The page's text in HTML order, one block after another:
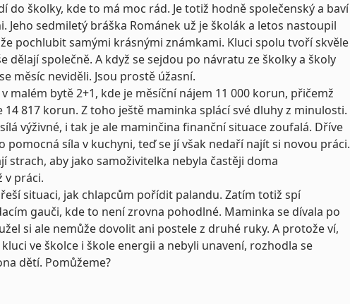
do školky, kde to má moc rád. Je totiž hodně společenský a baví
Jeho sedmiletý bráška Románek už je školák a letos nastoupil
pochlubit samými krásnými známkami. Kluci spolu tvoří skvěle
dělají společně. A když se sejdou po návratu ze školky a školy
měsíc neviděli. Jsou prostě úžasní.
malém bytě 2+1, kde je měsíční nájem 11 000 korun, přičemž
817 korun. Z toho ještě maminka splácí své dluhy z minulosti.
výživné, i tak je ale maminčina finanční situace zoufalá. Dříve
pomocná síla v kuchyni, teď se jí však nedaří najít si novou práci.
strach, aby jako samoživitelka nebyla častěji doma
v práci.
situaci, jak chlapcům pořídit palandu. Zatím totiž spí
gauči, kde to není zrovna pohodlné. Maminka se dívala po
si ale nemůže dovolit ani postele z druhé ruky. A protože ví,
ve školce i škole energii a nebyli unavení, rozhodla se
dětí. Pomůžeme?